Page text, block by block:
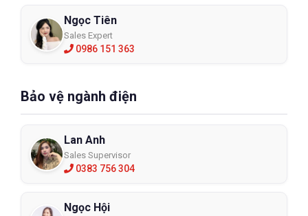
Ngọc Tiên
Sales Expert
0986 151 363
Bảo vệ ngành điện
Lan Anh
Sales Supervisor
0383 756 304
Ngọc Hội